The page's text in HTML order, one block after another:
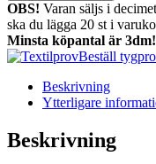
OBS! Varan säljs i
ska du lägga 20 st i
Minsta köpantal är 3dm!
Beställ
Beskrivning
Ytterligare
Beskrivning